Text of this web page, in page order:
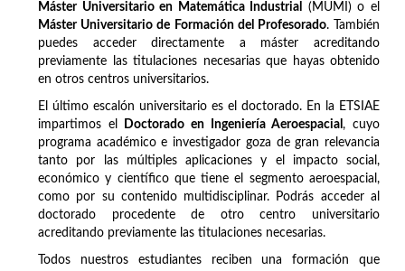
Máster Universitario en Matemática Industrial
(MUMI) o el
Máster Universitario de Formación del Profesorado. También
puedes acceder directamente a máster acreditando
previamente las titulaciones necesarias que hayas obtenido
en otros centros universitarios.
El último escalón universitario es el doctorado. En la ETSIAE
impartimos el
Doctorado en Ingeniería Aeroespacial, cuyo
programa académico e investigador goza de gran relevancia
tanto por las múltiples aplicaciones y el impacto social,
económico y científico que tiene el segmento aeroespacial,
como por su contenido multidisciplinar. Podrás acceder al
doctorado procedente de otro centro universitario
acreditando previamente las titulaciones necesarias.
Todos nuestros estudiantes reciben una formación que